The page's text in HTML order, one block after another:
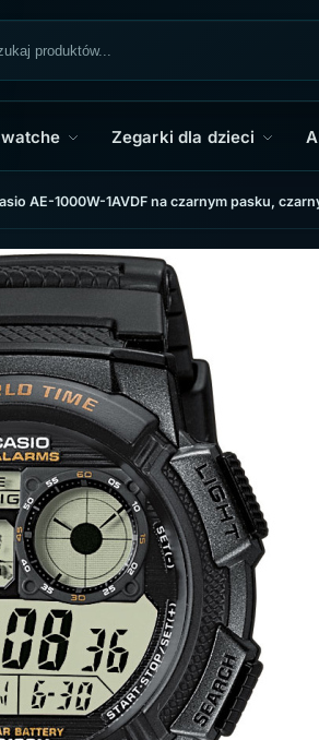
Zegarki dla dzieci
AE-1000W-1AVDF na czarnym pasku,